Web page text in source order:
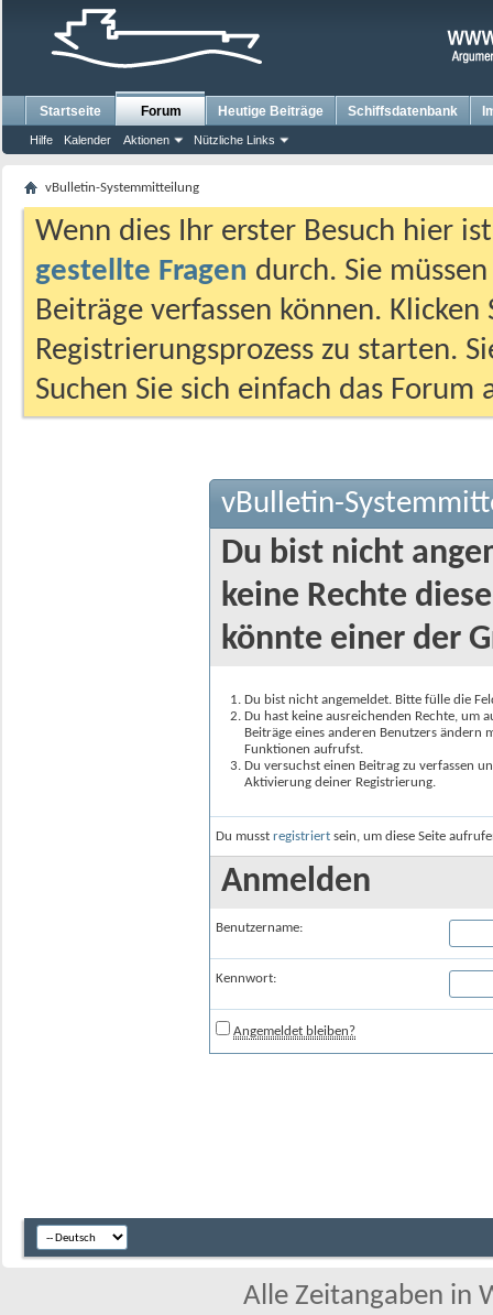
Startseite Forum
Hilfe Kalender Aktionen Nützliche Links
Heutige Beiträge Schiffsdatenbank
vBulletin-Systemmitteilung
Wenn dies Ihr erster Besuch hier
gestellte Fragen durch. Sie
Beiträge verfassen können.
Registrierungsprozess zu starten.
Suchen Sie sich einfach das
vBulletin-
Du bist nicht
keine Rechte
könnte einer der
Du bist nicht angemeldet. Bitte fülle die
Du hast keine ausreichenden Rechte, um
Beiträge eines anderen Benutzers
Funktionen aufrufst.
Du versuchst einen Beitrag zu verfassen
Aktivierung deiner Registrierung.
Du musst registriert sein, um diese Seite
Anmelden
Benutzername:
Kennwort:
Angemeldet bleiben?
Alle Zeitangaben in